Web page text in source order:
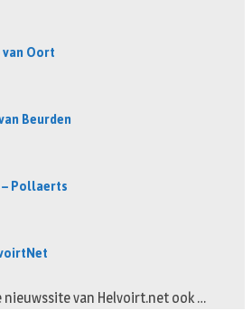
Oort
Beurden
Pollaerts
nieuwssite van Helvoirt.net ook …